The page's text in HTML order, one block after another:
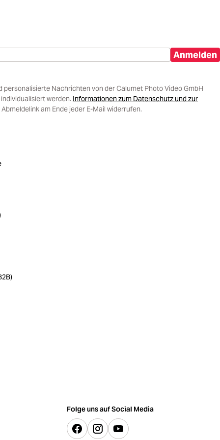
Anmelden
Nachrichten von der Calumet Photo Video GmbH
werden. Informationen zum Datenschutz und zur
am Ende jeder E-Mail widerrufen.
Folge uns auf Social Media